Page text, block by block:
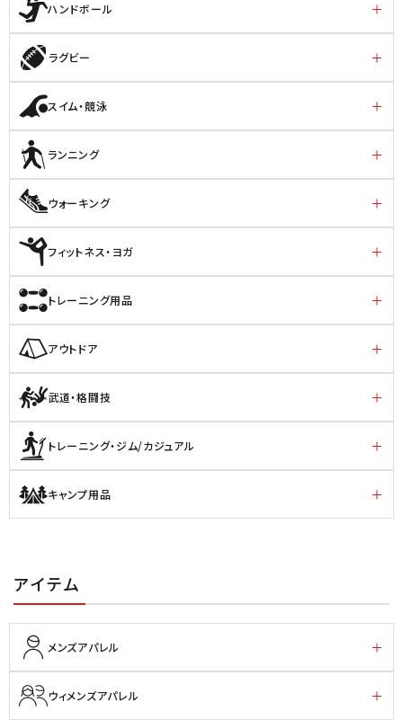
ハンドボール
ラグビー
スイム・競泳
ランニング
ウォーキング
フィットネス・ヨガ
トレーニング用品
アウトドア
武道・格闘技
トレーニング・ジム/カジュアル
キャンプ用品
アイテム
メンズアパレル
ウィメンズアパレル